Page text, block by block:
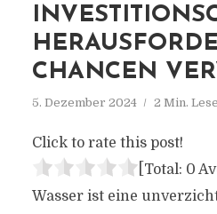
CHANCEN
5. Dezember 2024 2 Min.
Click to rate this post!
[Total: 0
Wasser ist eine